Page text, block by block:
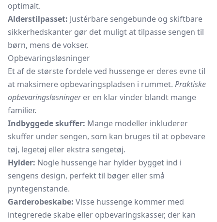
optimalt.
Alderstilpasset: Justérbare sengebunde og skiftbare
sikkerhedskanter gør det muligt at tilpasse sengen til
børn, mens de vokser.
Opbevaringsløsninger
Et af de største fordele ved hussenge er deres evne til
at maksimere opbevaringspladsen i rummet. Praktiske
opbevaringsløsningerer en klar vinder blandt mange
familier.
Indbyggede skuffer: Mange modeller inkluderer
skuffer under sengen, som kan bruges til at opbevare
tøj, legetøj eller ekstra sengetøj.
Hylder: Nogle hussenge har hylder bygget ind i
sengens design, perfekt til bøger eller små
pyntegenstande.
Garderobeskabe: Visse hussenge kommer med
integrerede skabe eller opbevaringskasser, der kan